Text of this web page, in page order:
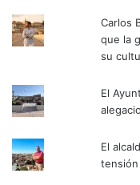
Carlos
que la
su
El
El